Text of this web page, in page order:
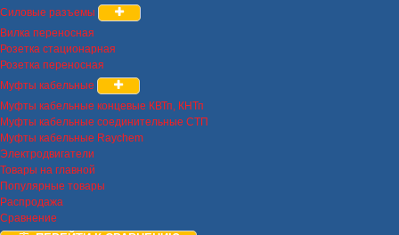
Силовые разъемы
Вилка переносная
Розетка стационарная
Розетка переносная
Муфты кабельные
Муфты кабельные концевые КВТп, КНТп
Муфты кабельные соединительные СТП
Муфты кабельные Raychem
Электродвигатели
Товары на главной
Популярные товары
Распродажа
Сравнение